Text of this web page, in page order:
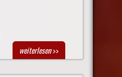
weiterlesen>>